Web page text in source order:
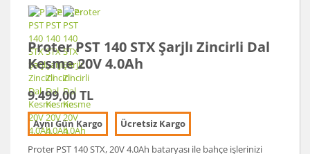
Proter PST 140 STX Şarjlı Zincirli Dal
Kesme 20V 4.0Ah
9.499,00 TL
Aynı Gün Kargo Ücretsiz Kargo
Proter PST 140 STX, 20V 4.0Ah bataryası ile bahçe işlerinizi